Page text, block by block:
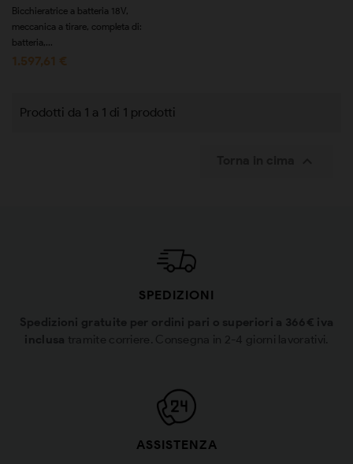
Bicchieratrice a batteria 18V,
meccanica a tirare, completa di:
batteria,...
1.597,61 €
Prodotti da 1 a 1 di 1 prodotti
SPEDIZIONI
Spedizioni gratuite per ordini pari o superiori a 366€ iva
inclusa tramite corriere. Consegna in 2-4 giorni lavorativi.
ASSISTENZA